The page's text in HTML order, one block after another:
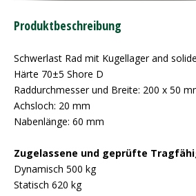
Produktbeschreibung
Schwerlast Rad mit Kugellager and
Härte 70±5 Shore D
Raddurchmesser und Breite: 200 x 50
Achsloch: 20 mm
Nabenlänge: 60 mm
Zugelassene und geprüfte
Dynamisch 500 kg
Statisch 620 kg